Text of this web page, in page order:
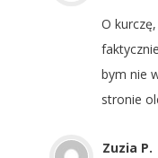
O
bym nie
stronie
Zuzia P.